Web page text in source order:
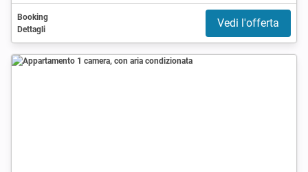
Booking
Dettagli
Vedi l'offerta